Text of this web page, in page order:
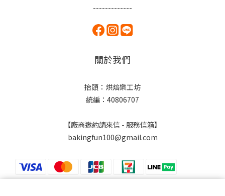
-------------
關於我們
抬頭：烘焙樂工坊
統編：40806707
【廠商邀約請來信 - 服務信箱】
bakingfun100@gmail.com